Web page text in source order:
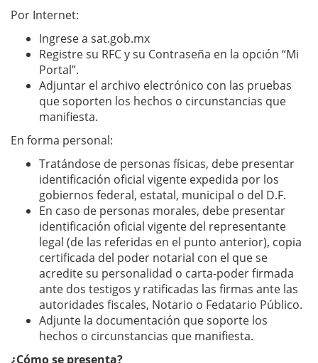
Por Internet:
Ingrese a sat.gob.mx
Registre su RFC y su Contraseña en la opción “Mi
Portal”.
Adjuntar el archivo electrónico con las pruebas
que soporten los hechos o circunstancias que
manifiesta.
En forma personal:
Tratándose de personas físicas, debe presentar
identificación oficial vigente expedida por los
gobiernos federal, estatal, municipal o del D.F.
En caso de personas morales, debe presentar
identificación oficial vigente del representante
legal (de las referidas en el punto anterior), copia
certificada del poder notarial con el que se
acredite su personalidad o carta-poder firmada
ante dos testigos y ratificadas las firmas ante las
autoridades fiscales, Notario o Fedatario Público.
Adjunte la documentación que soporte los
hechos o circunstancias que manifiesta.
¿Cómo se presenta?